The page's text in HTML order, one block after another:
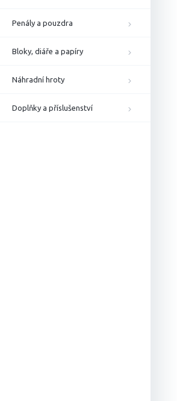
Penály a pouzdra
Bloky, diáře a papíry
Náhradní hroty
Doplňky a příslušenství